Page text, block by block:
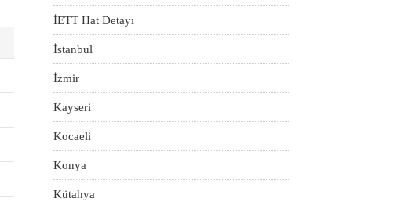
İETT Hat Detayı
İstanbul
İzmir
Kayseri
Kocaeli
Konya
Kütahya